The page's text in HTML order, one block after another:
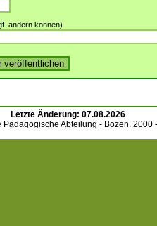
ändern können)
Letzte Änderung: 07.08.2026
Pädagogische Abteilung - Bozen. 2000